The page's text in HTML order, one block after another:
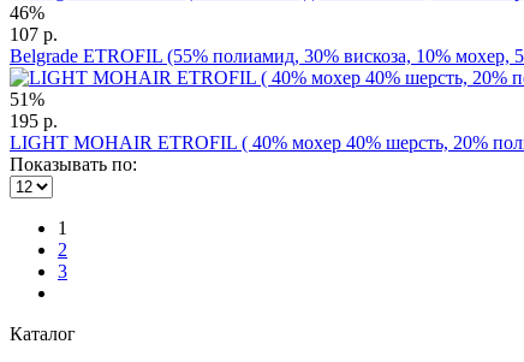
46%
107 р.
Belgrade ETROFIL (55% полиамид, 30% вискоза, 10% мохер,
51%
195 р.
LIGHT MOHAIR ETROFIL ( 40% мохер 40% шерсть, 20%
Показывать по:
1
2
3
Каталог